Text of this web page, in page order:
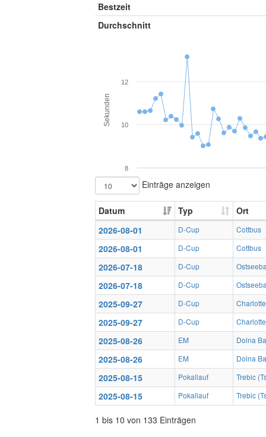
Bestzeit
Durchschnitt
Sekunden
8
10
12
Einträge anzeigen
Datum Typ
Ort
2026-08-01
D-Cup Cottbus
2026-08-01 D-Cup Cottbus
2026-07-18 D-Cup
2026-07-18 D-Cup
2025-09-27 D-Cup
2025-09-27 D-Cup
2025-08-26 EM Dolna
2025-08-26 EM Dolna
2025-08-15 Pokallauf Trebic
2025-08-15 Pokallauf Trebic
1 bis 10 von 133 Einträgen